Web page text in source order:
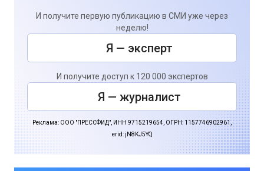
И получите первую публикацию в СМИ уже через
неделю!
Я — эксперт
И получите доступ к 120 000 экспертов
Я — журналист
Реклама: ООО "ПРЕССФИД", ИНН 9715219654, ОГРН: 1157746902961,
erid: jN8KJ5YQ